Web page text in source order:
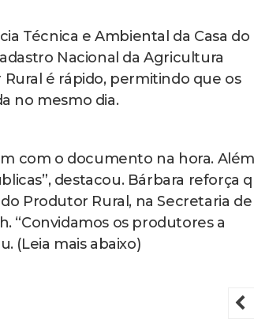
Técnica e Ambiental da Casa do
Nacional da Agricultura
Rural é rápido, permitindo que os
no mesmo dia.
com o documento na hora. Além
destacou. Bárbara reforça
Produtor Rural, na Secretaria de
“Convidamos os produtores a
(Leia mais abaixo)